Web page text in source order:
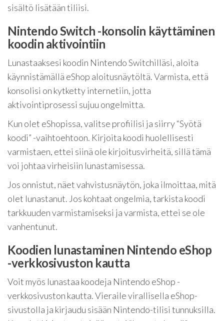
sisältö lisätään tiliisi.
Nintendo Switch -konsolin käyttäminen
koodin aktivointiin
Lunastaaksesi koodin Nintendo Switchilläsi, aloita
käynnistämällä eShop aloitusnäytöltä. Varmista, että
konsolisi on kytketty internetiin, jotta
aktivointiprosessi sujuu ongelmitta.
Kun olet eShopissa, valitse profiilisi ja siirry “Syötä
koodi” -vaihtoehtoon. Kirjoita koodi huolellisesti
varmistaen, ettei siinä ole kirjoitusvirheitä, sillä tämä
voi johtaa virheisiin lunastamisessa.
Jos onnistut, näet vahvistusnäytön, joka ilmoittaa, mitä
olet lunastanut. Jos kohtaat ongelmia, tarkista koodi
tarkkuuden varmistamiseksi ja varmista, ettei se ole
vanhentunut.
Koodien lunastaminen Nintendo eShop
-verkkosivuston kautta
Voit myös lunastaa koodeja Nintendo eShop -
verkkosivuston kautta. Vieraile virallisella eShop-
sivustolla ja kirjaudu sisään Nintendo-tilisi tunnuksilla.